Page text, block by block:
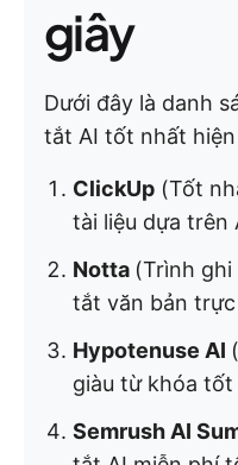
giây
Dưới đây là danh
tắt AI tốt nhất
ClickUp (Tốt
tài liệu dựa trên
Notta (Trình
tắt văn bản
Hypotenuse AI
giàu từ khóa
Semrush AI